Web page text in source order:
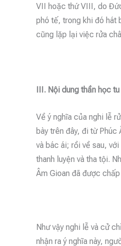
VII hoặc thứ VIII, do
phó tế, trong khi đó hát
cũng lặp lại việc rửa
III. Nội dung thần học
Về ý nghĩa của nghi lễ
bày trên đây, đi từ Phúc
và bác ái; rồi về sau,
thanh luyện và tha tội.
Âm Gioan đã được
Như vậy nghi lễ và cử
nhận ra ý nghĩa này,